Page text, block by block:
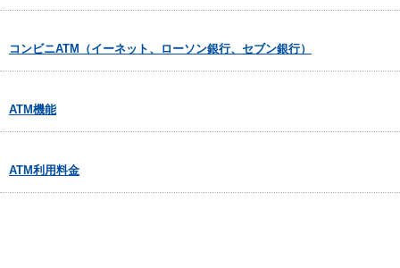
コンビニATM（イーネット、ローソン銀行、セブン銀行）
ATM機能
ATM利用料金